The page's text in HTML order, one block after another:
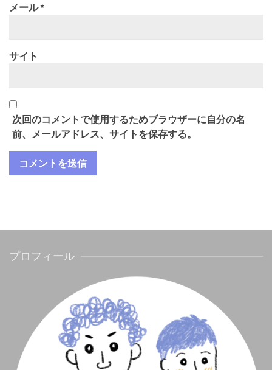
メール*
サイト
次回のコメントで使用するためブラウザーに自分の名
前、メールアドレス、サイトを保存する。
プロフィール